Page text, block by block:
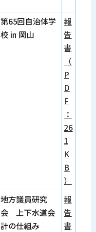
第65回自治体学
校 in 岡山
報
告
書
（
P
D
F
：
26
1
K
B
）
地方議員研究
会 上下水道会
計の仕組み
報
告
書